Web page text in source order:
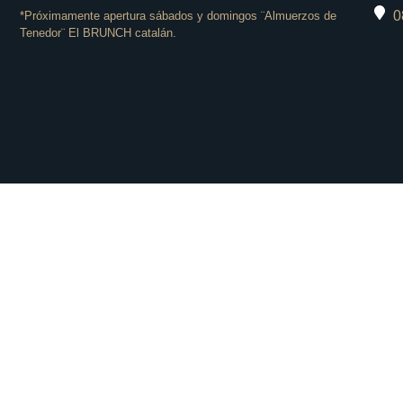
*Próximamente apertura sábados y domingos ¨Almuerzos de
Tenedor¨ El BRUNCH catalán.